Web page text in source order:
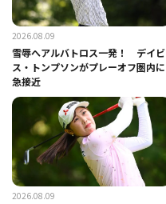
2026.08.09
雪辱へアルバトロス一発！ デイビ
ス・トンプソンがプレーオフ圏内に
急接近
2026.08.09